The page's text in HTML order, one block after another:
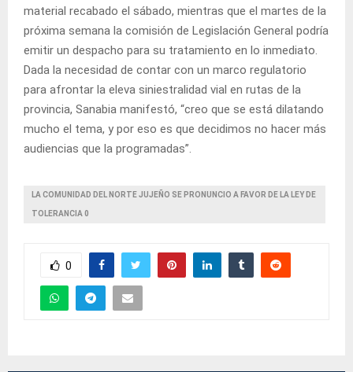
material recabado el sábado, mientras que el martes de la
próxima semana la comisión de Legislación General podría
emitir un despacho para su tratamiento en lo inmediato.
Dada la necesidad de contar con un marco regulatorio
para afrontar la eleva siniestralidad vial en rutas de la
provincia, Sanabia manifestó, “creo que se está dilatando
mucho el tema, y por eso es que decidimos no hacer más
audiencias que la programadas”.
LA COMUNIDAD DEL NORTE JUJEÑO SE PRONUNCIO A FAVOR DE LA LEY DE
TOLERANCIA 0
0